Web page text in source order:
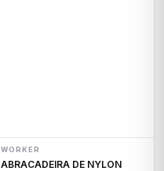
WORKER
ABRACADEIRA DE NYLON